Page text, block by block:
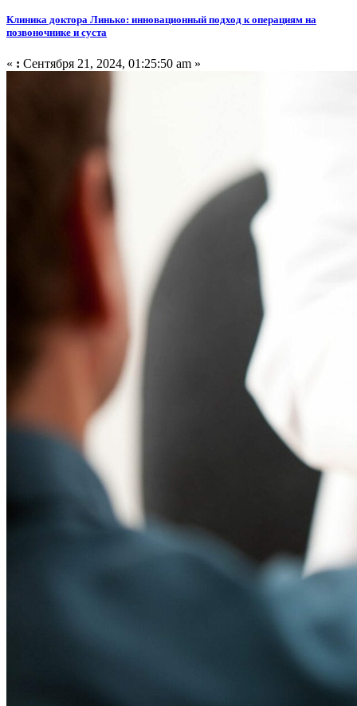
Клиника доктора Линько: инновационный подход к операциям на
позвоночнике и суста
« : Сентября 21, 2024, 01:25:50 am »